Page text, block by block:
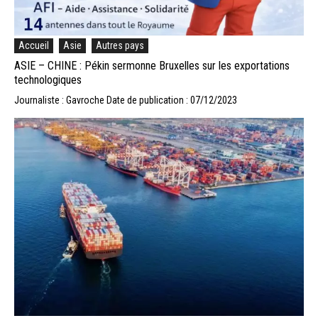
Accueil Asie Autres pays
ASIE – CHINE : Pékin sermonne Bruxelles sur les exportations
technologiques
Journaliste : Gavroche Date de publication : 07/12/2023